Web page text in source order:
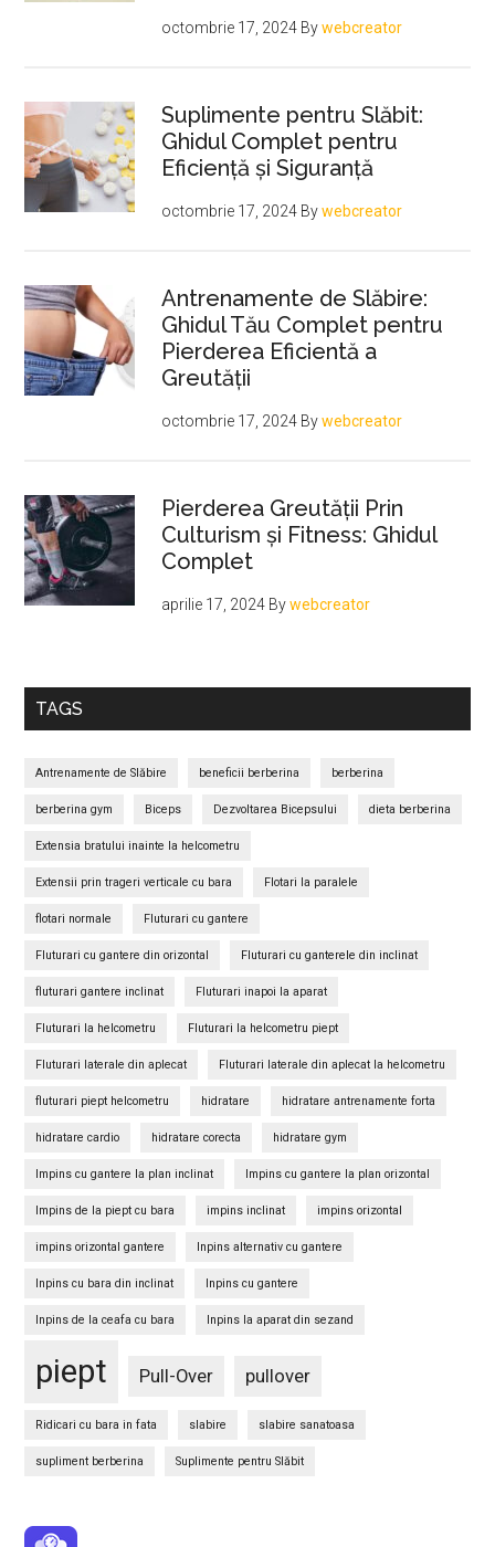
octombrie 17, 2024 Bywebcreator
Suplimente pentru Slăbit:
Ghidul Complet pentru
Eficiență și Siguranță
octombrie 17, 2024 Bywebcreator
Antrenamente de Slăbire:
Ghidul Tău Complet pentru
Pierderea Eficientă a
Greutății
octombrie 17, 2024 Bywebcreator
Pierderea Greutății Prin
Culturism și Fitness: Ghidul
Complet
aprilie 17, 2024 Bywebcreator
TAGS
Antrenamente de Slăbire beneficii berberina berberina
berberina gym Biceps Dezvoltarea Bicepsului dieta berberina
Extensia bratului inainte la helcometru
Extensii prin trageri verticale cu bara Flotari la paralele
flotari normale Fluturari cu gantere
Fluturari cu gantere din orizontal Fluturari cu ganterele din inclinat
fluturari gantere inclinat Fluturari inapoi la aparat
Fluturari la helcometru Fluturari la helcometru piept
Fluturari laterale din aplecat Fluturari laterale din aplecat la helcometru
fluturari piept helcometru hidratare hidratare antrenamente forta
hidratare cardio hidratare corecta hidratare gym
Impins cu gantere la plan inclinat Impins cu gantere la plan orizontal
Impins de la piept cu bara impins inclinat impins orizontal
impins orizontal gantere Inpins alternativ cu gantere
Inpins cu bara din inclinat Inpins cu gantere
Inpins de la ceafa cu bara Inpins la aparat din sezand
piept Pull-Over pullover
Ridicari cu bara in fata slabire slabire sanatoasa
supliment berberina Suplimente pentru Slăbit